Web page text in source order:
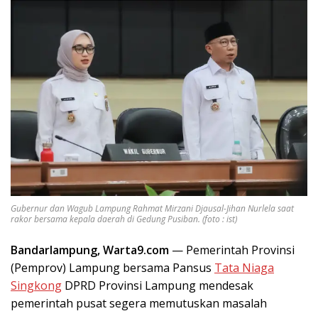
Gubernur dan Wagub Lampung Rahmat Mirzani Djausal-Jihan Nurlela saat
rakor bersama kepala daerah di Gedung Pusiban. (foto : ist)
Bandarlampung, Warta9.com — Pemerintah Provinsi
(Pemprov) Lampung bersama Pansus Tata Niaga
Singkong DPRD Provinsi Lampung mendesak
pemerintah pusat segera memutuskan masalah